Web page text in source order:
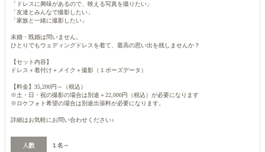
「ドレスに興味があるので、映える写真を撮りたい」
「友達とみんなで撮影したい」
「家族と一緒に撮影したい」
未婚・既婚は問いません。
ひとりでもウェディングドレスを着て、最高の思い出を残しませんか？
【セット内容】
ドレス＋着付け＋メイク＋撮影（１ポーズデータ）
【料金】35,200円～（税込）
※土・日・祝の撮影の場合は別途＋22,000円（税込）が必要になります
※ロケフォト希望の場合は別途出張料が必要になります。
詳細はお気軽にお問い合わせください♪
１名～